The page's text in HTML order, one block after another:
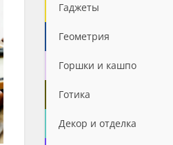
Гаджеты
Геометрия
Горшки и кашпо
Готика
Декор и отделка